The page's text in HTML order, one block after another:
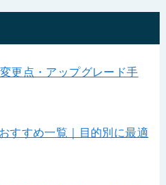
更点・アップグレード手
すすめ一覧｜目的別に最適